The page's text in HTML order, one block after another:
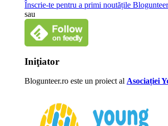
Înscrie-te pentru a primi noutățile
sau
Iniţiator
Blogunteer.ro este un proiect al Asociației